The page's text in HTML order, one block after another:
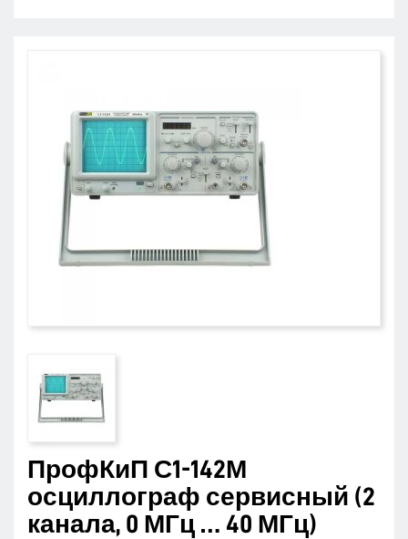
ПрофКиП С1-142М
осциллограф сервисный (2
канала, 0 МГц … 40 МГц)